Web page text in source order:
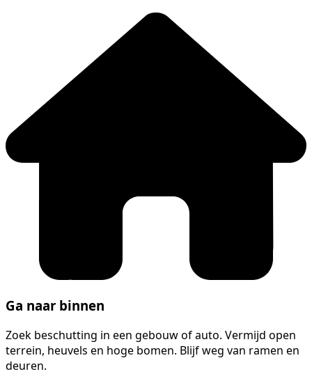
Ga naar binnen
Zoek beschutting in een gebouw of auto. Vermijd open
terrein, heuvels en hoge bomen. Blijf weg van ramen en
deuren.